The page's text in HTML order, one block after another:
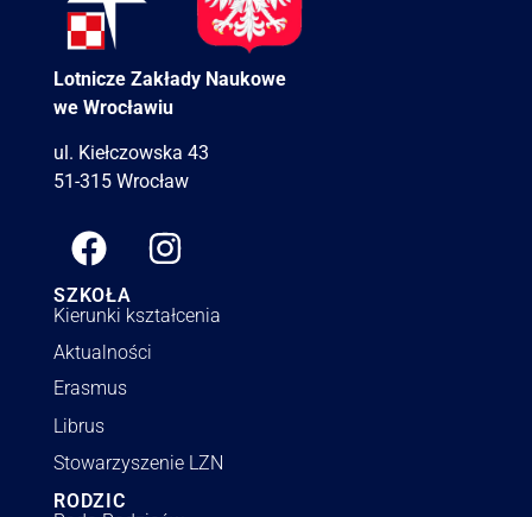
Lotnicze Zakłady Naukowe
we Wrocławiu
ul. Kiełczowska 43
51-315 Wrocław
SZKOŁA
Kierunki kształcenia
Aktualności
Erasmus
Librus
Stowarzyszenie LZN
RODZIC